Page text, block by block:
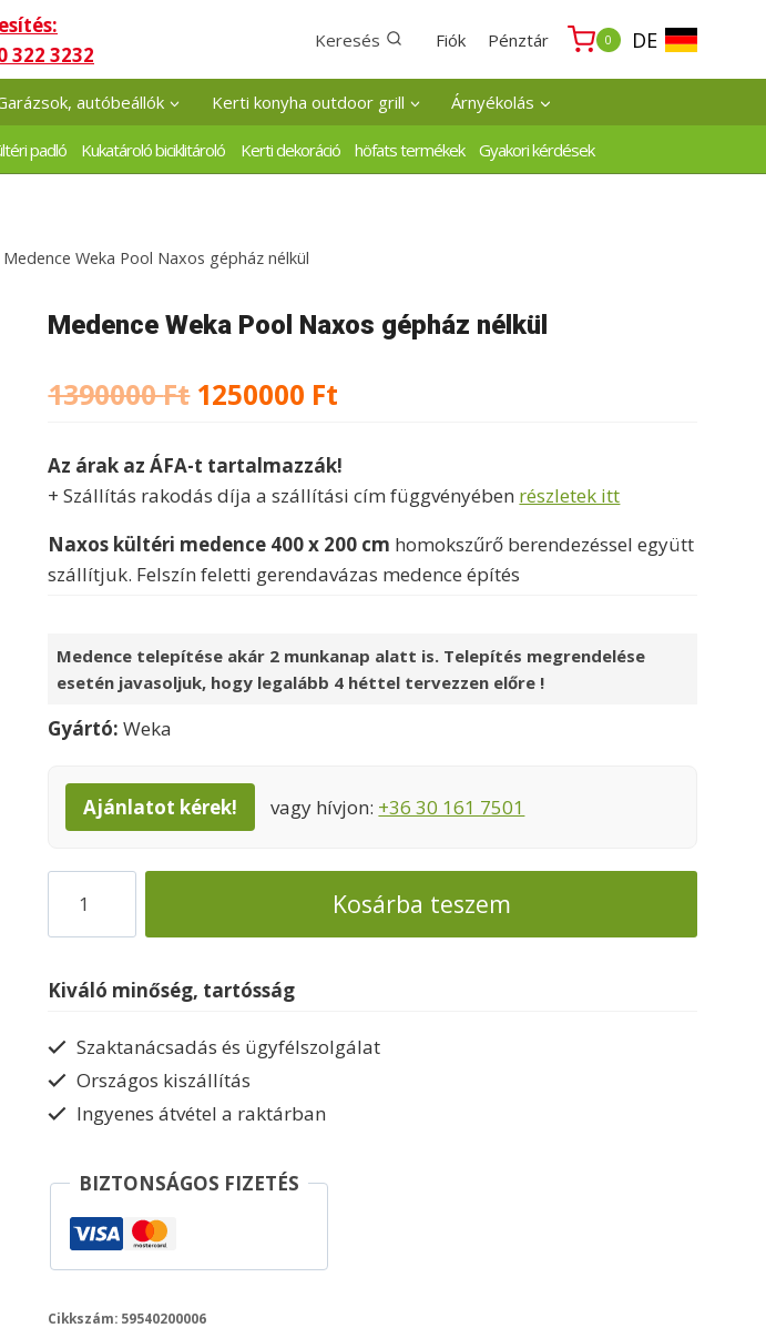
322 3232
Keresés Fiók Pénztár 0 DE
autóbeállók Kerti konyha outdoor grill Árnyékolás
padló Kukatároló biciklitároló Kerti dekoráció höfats termékek Gyakori kérdések
Medence Weka Pool Naxos gépház nélkül
Medence Weka Pool Naxos gépház nélkül
1390000Ft Original
was:
1250000 Ft
is:
Az árak az ÁFA-t tartalmazzák!
+ Szállítás rakodás díja a szállítási cím függvényében részletek itt
Naxos kültéri medence 400 x 200 cm homokszűrő berendezéssel együtt
szállítjuk. Felszín feletti gerendavázas medence építés
Medence telepítése akár 2 munkanap alatt is. Telepítés megrendelése
esetén javasoljuk, hogy legalább 4 héttel tervezzen előre !
Gyártó:Weka
Ajánlatot kérek! vagy hívjon: +36 30 161 7501
Weka
Pool
gépház
nélkül
Kosárba teszem
Kiváló minőség, tartósság
Szaktanácsadás és ügyfélszolgálat
Országos kiszállítás
Ingyenes átvétel a raktárban
BIZTONSÁGOS FIZETÉS
Cikkszám: 59540200006